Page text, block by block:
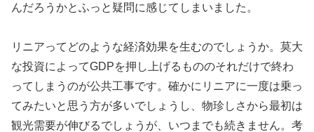
んだろうかとふっと疑問に感じてしまいました。
リニアってどのような経済効果を生むのでしょうか。莫大
な投資によってGDPを押し上げるもののそれだけで終わ
ってしまうのが公共工事です。確かにリニアに一度は乗っ
てみたいと思う方が多いでしょうし、物珍しさから最初は
観光需要が伸びるでしょうが、いつまでも続きません。考